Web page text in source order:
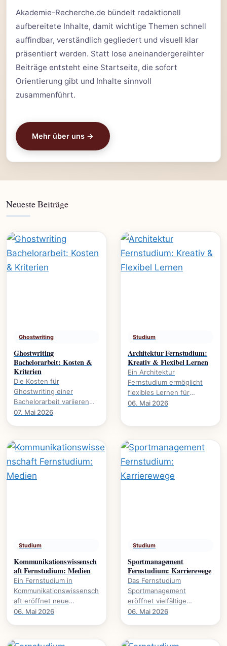
Akademie-Recherche.de bündelt redaktionell
aufbereitete Inhalte, damit wichtige Themen schnell
auffindbar, verständlich gegliedert und visuell klar
präsentiert werden. Statt lose aneinandergereihter
Beiträge entsteht eine Startseite, die sofort
Orientierung gibt und Inhalte sinnvoll
zusammenführt.
Mehr über uns →
Neueste Beiträge
Ghostwriting
Ghostwriting
Bachelorarbeit: Kosten &
Kriterien
Die Kosten für
Ghostwriting einer
Bachelorarbeit variieren
stark. Dieser Leitfaden
und gibt.
07. Mai 2026
Studium
Architektur Fernstudium:
Kreativ & Flexibel Lernen
Ein Architektur
Fernstudium ermöglicht
flexibles Lernen für
kreative Köpfe.
06. Mai 2026
Studium
Kommunikationswissensch
aft Fernstudium: Medien
Ein Fernstudium in
Kommunikationswissensch
aft eröffnet neue
Perspektiven auf Medien,
Es.
06. Mai 2026
Studium
Sportmanagement
Fernstudium: Karrierewege
Das Fernstudium
Sportmanagement
eröffnet vielfältige
Karrierewege im
und welche.
06. Mai 2026